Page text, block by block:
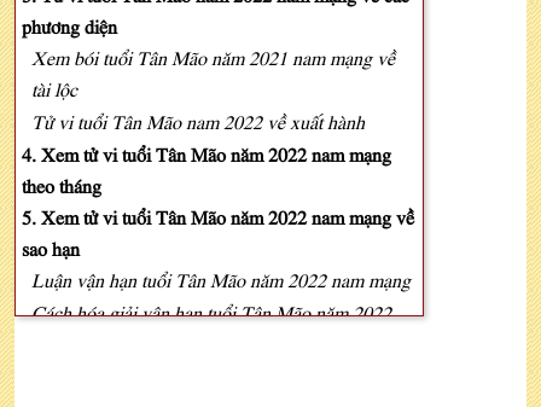
phương diện
Xem bói tuổi Tân Mão năm 2021 nam mạng về
tài lộc
Tử vi tuổi Tân Mão nam 2022 về xuất hành
4. Xem tử vi tuổi Tân Mão năm 2022 nam mạng
theo tháng
5. Xem tử vi tuổi Tân Mão năm 2022 nam mạng về
sao hạn
Luận vận hạn tuổi Tân Mão năm 2022 nam mạng
Cách hóa giải vận hạn tuổi Tân Mão năm 2022